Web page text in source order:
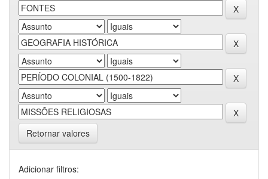
Retornar valores
Adicionar filtros: